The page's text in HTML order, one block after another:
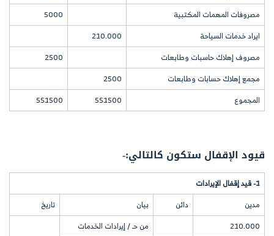
مصروفات المهمات المكتبية
5000
ايراد خدمات السياحة
210.000
مصروف إهلاك حاسبات وطابعات
2500
مجمع إهلاك حسابات وطابعات
2500
المجموع
551500
551500
قيود الإقفال ستكون كالتالي:-
1- قيد إقفال الإيرادات
مدين
دائن بيان
تاريخ
210.000
من حـ / إيرادات الخدمات